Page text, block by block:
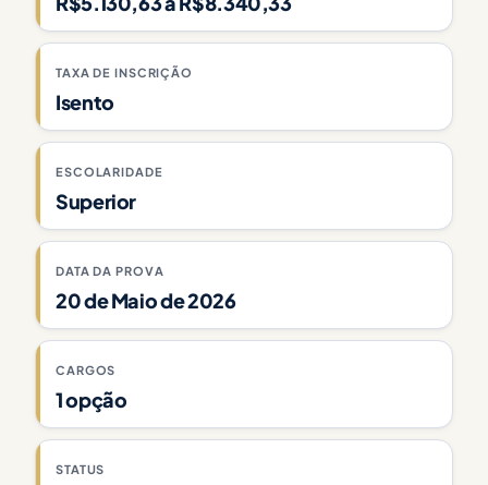
TAXA DE INSCRIÇÃO
Isento
ESCOLARIDADE
Superior
DATA DA PROVA
20 de Maio de 2026
CARGOS
1 opção
STATUS